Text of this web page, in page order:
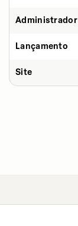
Administrador
Lançamento
Site